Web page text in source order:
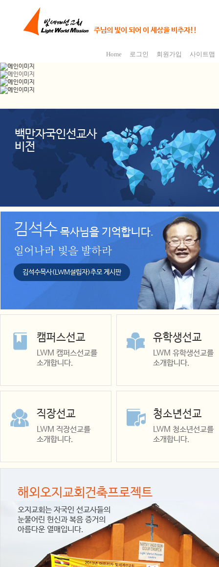
주님의 빛이 되어 이 세상을 비추자!!
Home 로그인 회원가입 사이트맵
백만자국인선교사
비전
김석수목사님을 기억합니다.
일어나라 빛을 발하라
김석수목사(LWM설립자)추모 게시판
캠퍼스선교
LWM 캠퍼스선교를
소개합니다.
유학생선교
LWM 유학생선교를
소개합니다.
직장선교
LWM 직장선교를
소개합니다.
청소년선교
LWM 청소년선교를
소개합니다.
해외오지교회건축프로젝트
오지교회는 자국인 선교사들의
눈물어린 헌신과 복음 증거의
아름다운 열매입니다.